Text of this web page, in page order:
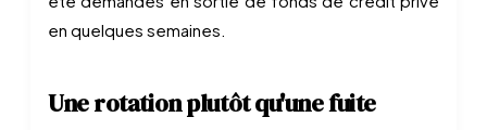
en quelques semaines.
Une rotation plutôt qu'une fuite